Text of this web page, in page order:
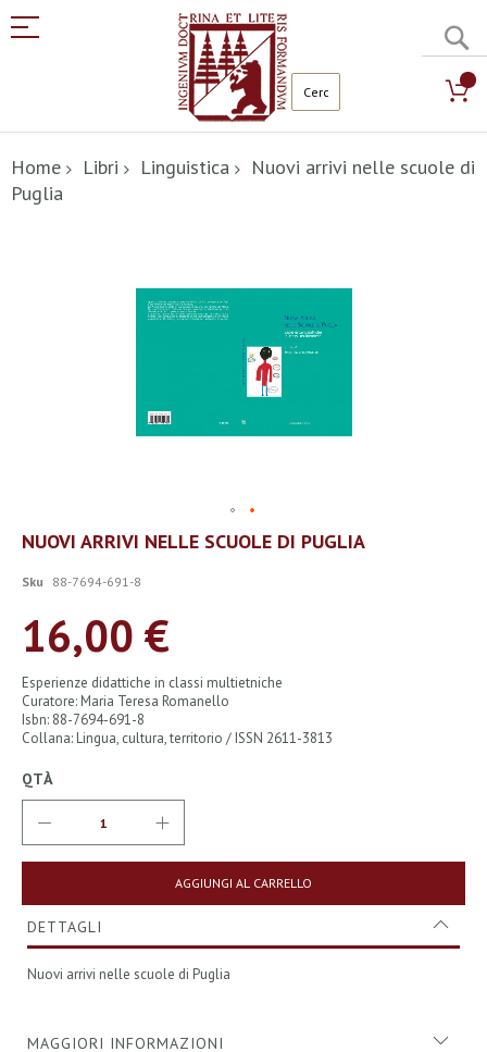
al
contenuto
Home Libri Linguistica
Nuovi arrivi nelle scuole di
Puglia
Vai
all'inizio
galleria
immagini
NUOVI ARRIVI NELLE SCUOLE DI PUGLIA
Sku 88-7694-691-8
16,00 €
Esperienze didattiche in classi multietniche
Curatore: Maria Teresa Romanello
Isbn: 88-7694-691-8
Collana: Lingua, cultura, territorio / ISSN 2611-3813
QTÀ
AGGIUNGI AL CARRELLO
DETTAGLI
Nuovi arrivi nelle scuole di Puglia
MAGGIORI INFORMAZIONI